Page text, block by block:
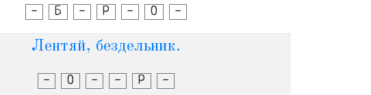
- Б - Р - О -
Лентяй, бездельник.
- О - - Р -